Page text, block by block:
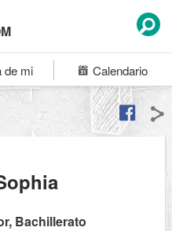
de mi Calendario
Bachillerato